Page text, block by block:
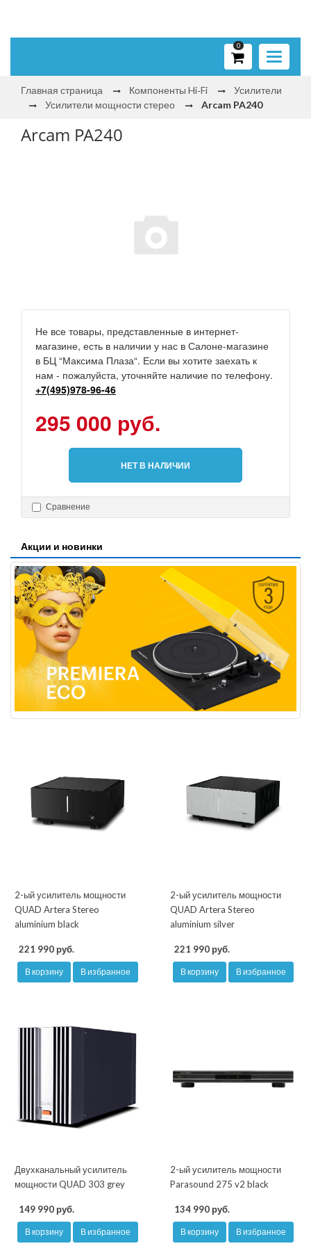
Toggle
0
Главная страница Компоненты Hi‑Fi
Усилители
Усилители мощности стерео
Arcam PA240
Arcam PA240
Не все товары, представленные в интернет-
магазине, есть в наличии у нас в Салоне-магазине
в БЦ “Максима Плаза“. Если вы хотите заехать к
нам - пожалуйста, уточняйте наличие по телефону.
+7(495)978-96-46
295 000 руб.
НЕТ В НАЛИЧИИ
Сравнение
Акции и новинки
2-ый усилитель мощности
QUAD Artera Stereo
aluminium black
221 990 руб.
В корзину В избранное
2-ый усилитель мощности
QUAD Artera Stereo
aluminium silver
221 990 руб.
В корзину В избранное
Двухканальный усилитель
мощности QUAD 303 grey
149 990 руб.
В корзину В избранное
2-ый усилитель мощности
Parasound 275 v2 black
134 990 руб.
В корзину В избранное